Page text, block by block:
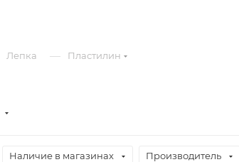
Лепка — Пластилин
Наличие в магазинах Производитель